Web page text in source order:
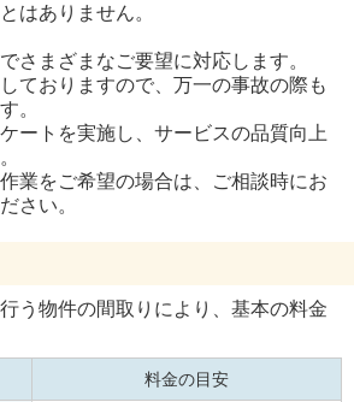
はありません。
さまざまなご要望に対応します。
ておりますので、万一の事故の際も
。
ートを実施し、サービスの品質向上
業をご希望の場合は、ご相談時にお
さい。
う物件の間取りにより、基本の料金
料金の目安